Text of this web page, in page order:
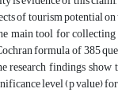
of tourism potential
main tool for
formula of 385
research findings
level (p value)